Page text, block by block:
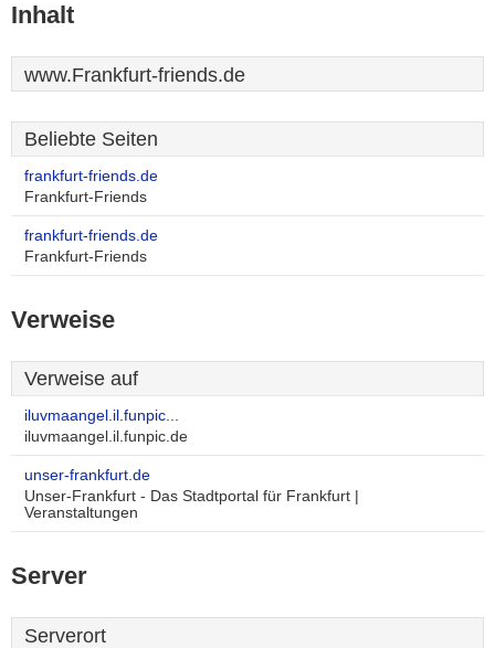
Inhalt
www.Frankfurt-friends.de
Beliebte Seiten
frankfurt-friends.de
Frankfurt-Friends
frankfurt-friends.de
Frankfurt-Friends
Verweise
Verweise auf
iluvmaangel.il.funpic...
iluvmaangel.il.funpic.de
unser-frankfurt.de
Unser-Frankfurt - Das Stadtportal für Frankfurt |
Veranstaltungen
Server
Serverort